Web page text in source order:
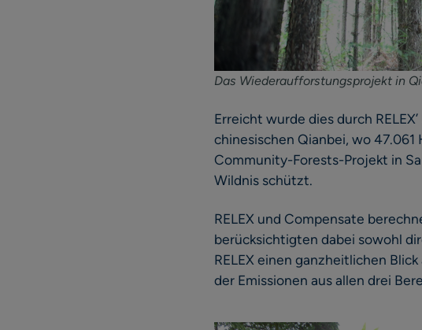
Das Wiederaufforstungsprojekt in
Erreicht wurde dies durch
chinesischen Qianbei, wo
Community-Forests-Projekt in
Wildnis schützt.
RELEX und Compensate
berücksichtigten dabei sowohl
RELEX einen ganzheitlichen
der Emissionen aus allen drei